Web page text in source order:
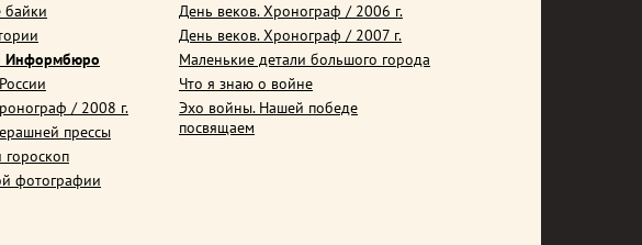
байки
Информбюро
/ 2008 г.
прессы
гороскоп
фотографии
День веков. Хронограф / 2006 г.
День веков. Хронограф / 2007 г.
Маленькие детали большого города
Что я знаю о войне
Эхо войны. Нашей победе
посвящаем